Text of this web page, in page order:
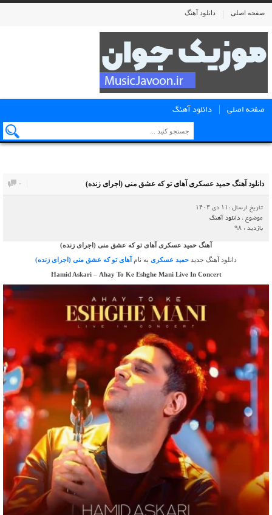
صفحه اصلی دانلود آهنگ
صفحه اصلی دانلود آهنگ
۰ دانلود آهنگ حمید عسکری آهای تو که عشق منی (اجرای زنده)
تاریخ ارسال :۱۱ دی ۱۴۰۳
موضوع : دانلود آهنگ
بازدید : ۹۸
آهنگ حمید عسکری آهای تو که عشق منی (اجرای زنده)
دانلود آهنگ جدید حمید عسکری به نام آهای تو که عشق منی (اجرای زنده)
Hamid Askari– Ahay To Ke Eshghe Mani Live In Concert